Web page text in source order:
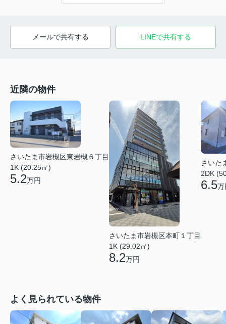
メールで共有する LINEで共有する
近隣の物件
さいたま市岩槻区東岩槻６丁目
1K (20.25㎡)
5.2万円
さいたま市岩槻区本町１丁目
1K (29.02㎡)
8.2万円
さいた
2DK
6.5万
よく見られている物件